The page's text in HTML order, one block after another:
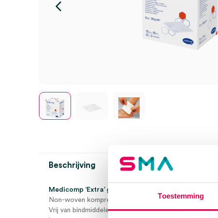
Toestemming
Beschrijving
Medicomp ‘Extra’ gaaskompres, 10cm x 10cm, 6
Non-woven kompres gemaakt van een mix van
Vrij van bindmiddelen en optische witmakers en